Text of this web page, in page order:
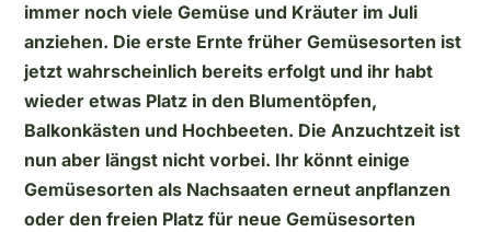
immer noch viele Gemüse und Kräuter im Juli
anziehen. Die erste Ernte früher Gemüsesorten ist
jetzt wahrscheinlich bereits erfolgt und ihr habt
wieder etwas Platz in den Blumentöpfen,
Balkonkästen und Hochbeeten. Die Anzuchtzeit ist
nun aber längst nicht vorbei. Ihr könnt einige
Gemüsesorten als Nachsaaten erneut anpflanzen
oder den freien Platz für neue Gemüsesorten